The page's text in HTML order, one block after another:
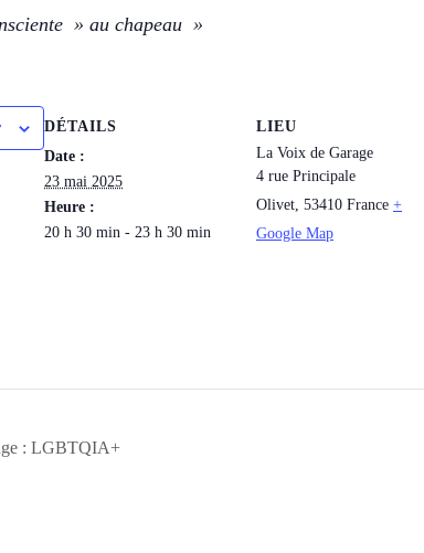
» au chapeau »
DÉTAILS
Date :
23 mai 2025
Heure :
20 h 30 min - 23 h 30 min
LIEU
La Voix de Garage
4 rue Principale
Olivet, 53410 France +
Google Map
: LGBTQIA+